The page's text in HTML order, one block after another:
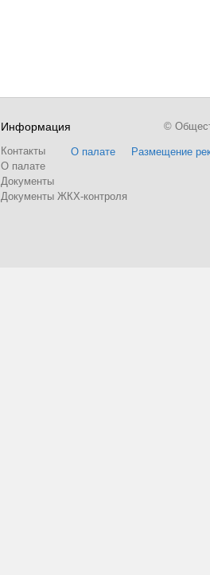
Информация
Контакты
О палате
Документы
Документы ЖКХ-контроля
О палате Размещение
©